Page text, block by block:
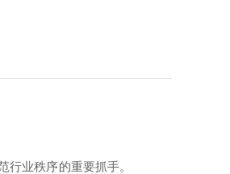
业秩序的重要抓手。